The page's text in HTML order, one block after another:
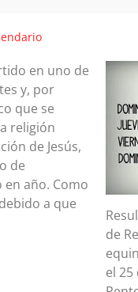
en uno de
y, por
que se
religión
de Jesús,
de
en año. Como
a que
de
el